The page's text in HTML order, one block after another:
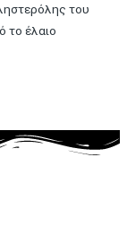
του
το έλαιο